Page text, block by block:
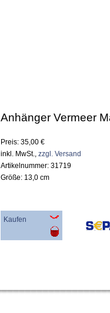
Anhänger Vermeer
Preis: 35,00 €
inkl. MwSt., zzgl. Versand
Artikelnummer: 31719
Größe: 13,0 cm
Kaufen